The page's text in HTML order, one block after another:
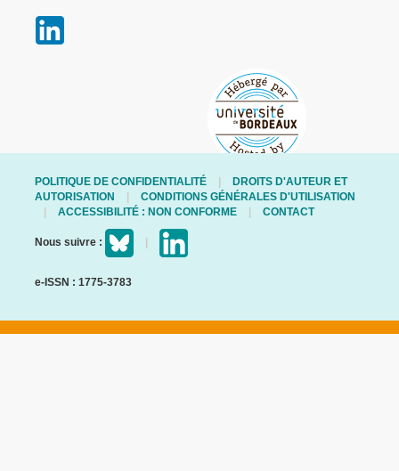
POLITIQUE DE CONFIDENTIALITÉ
DROITS D'AUTEUR ET
AUTORISATION
CONDITIONS GÉNÉRALES D'UTILISATION
ACCESSIBILITÉ : NON CONFORME
CONTACT
Nous suivre :
e-ISSN : 1775-3783